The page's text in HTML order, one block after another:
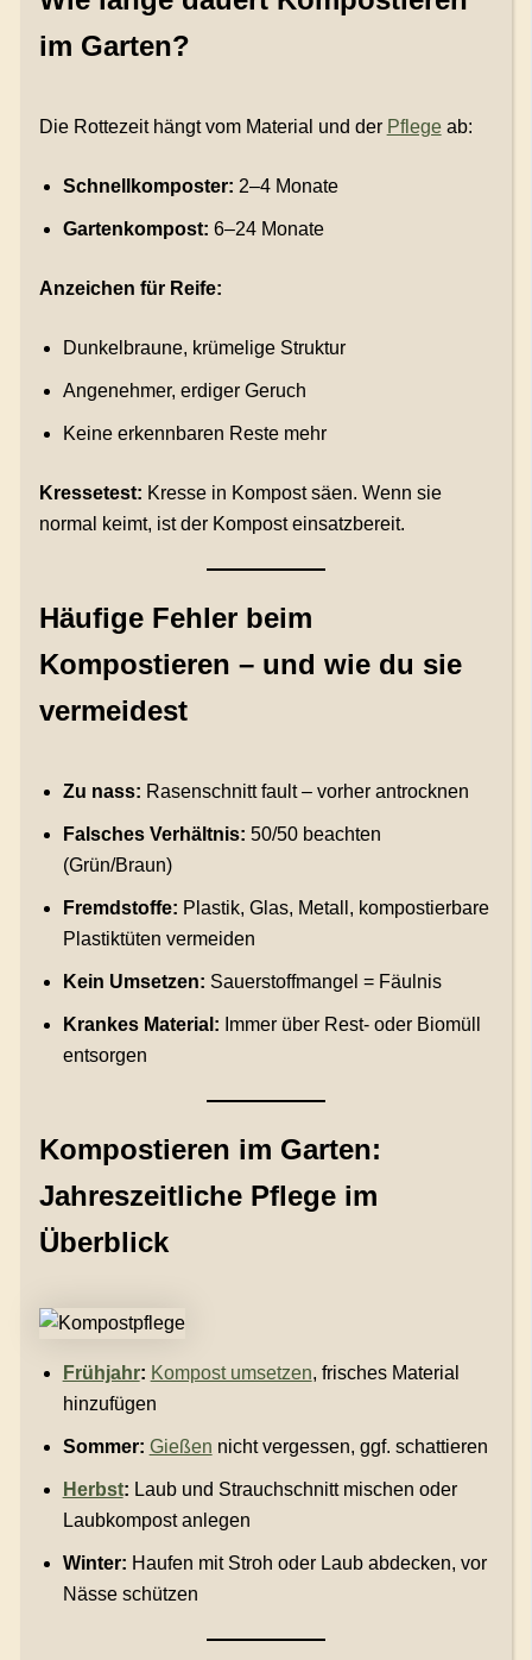
im Garten?
Die Rottezeit hängt vom Material und der Pflegeab:
Schnellkomposter: 2–4 Monate
Gartenkompost: 6–24 Monate
Anzeichen für Reife:
Dunkelbraune, krümelige Struktur
Angenehmer, erdiger Geruch
Keine erkennbaren Reste mehr
Kressetest: Kresse in Kompost säen. Wenn sie
normal keimt, ist der Kompost einsatzbereit.
Häufige Fehler beim
Kompostieren – und wie du sie
vermeidest
Zu nass: Rasenschnitt fault – vorher antrocknen
Falsches Verhältnis: 50/50 beachten
(Grün/Braun)
Fremdstoffe: Plastik, Glas, Metall, kompostierbare
Plastiktüten vermeiden
Kein Umsetzen: Sauerstoffmangel = Fäulnis
Krankes Material: Immer über Rest- oder Biomüll
entsorgen
Kompostieren im Garten:
Jahreszeitliche Pflege im
Überblick
Frühjahr: Kompost umsetzen, frisches Material
hinzufügen
Sommer: Gießen nicht vergessen, ggf. schattieren
Herbst: Laub und Strauchschnitt mischen oder
Laubkompost anlegen
Winter: Haufen mit Stroh oder Laub abdecken, vor
Nässe schützen